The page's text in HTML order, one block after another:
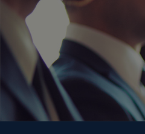
Previous